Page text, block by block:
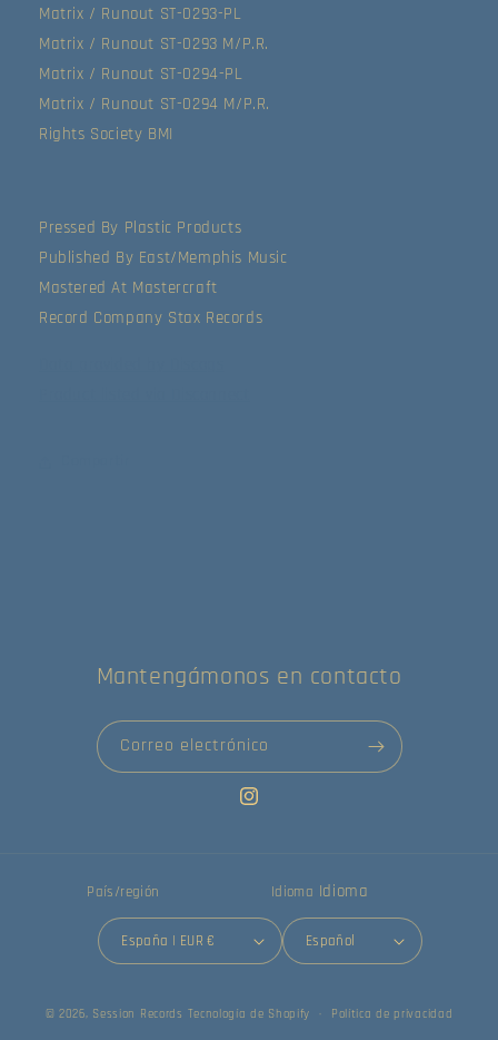
Matrix / Runout ST-0293-PL
Matrix / Runout ST-0293 M/P.R.
Matrix / Runout ST-0294-PL
Matrix / Runout ST-0294 M/P.R.
Rights Society BMI
Pressed By Plastic Products
Published By East/Memphis Music
Mastered At Mastercraft
Record Company Stax Records
Mantengámonos en contacto
Correo electrónico
Instagram
País/región
España | EUR €
Idioma Idioma
Español
© 2026, Session Records Tecnología de Shopify Política de privacidad